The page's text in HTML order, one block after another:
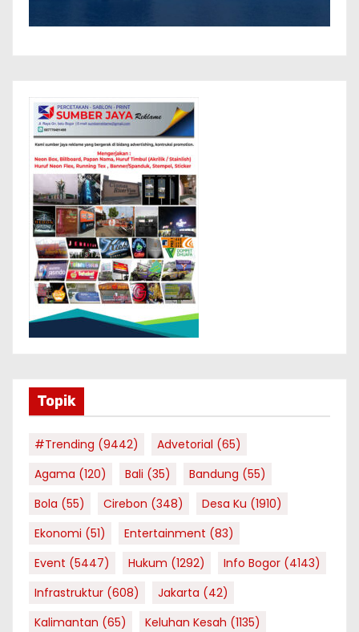
Topik
#Trending (9442) Advetorial (65)
Agama (120) Bali (35) Bandung (55)
Bola (55) Cirebon (348) Desa Ku (1910)
Ekonomi (51) Entertainment (83)
Event (5447) Hukum (1292) Info Bogor (4143)
Infrastruktur (608) Jakarta (42)
Kalimantan (65) Keluhan Kesah (1135)